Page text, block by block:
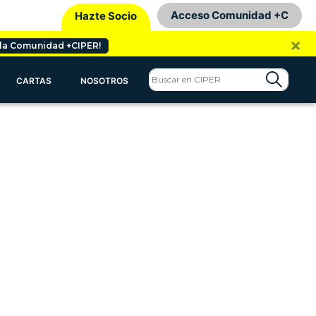
Hazte Socio Acceso Comunidad +C
la Comunidad +CIPER! ×
CARTAS NOSOTROS